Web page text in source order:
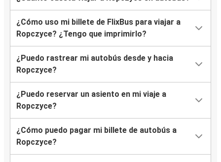
¿Cómo uso mi billete de FlixBus para viajar a
Ropczyce? ¿Tengo que imprimirlo?
¿Puedo rastrear mi autobús desde y hacia
Ropczyce?
¿Puedo reservar un asiento en mi viaje a
Ropczyce?
¿Cómo puedo pagar mi billete de autobús a
Ropczyce?